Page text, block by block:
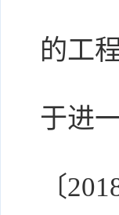
的工
于进
〔